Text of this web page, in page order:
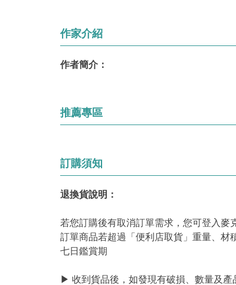
作家介紹
作者簡介：
推薦專區
訂購須知
退換貨說明：
若您訂購後有取消訂單需求，您可登入麥
訂單商品若超過「便利店取貨」重量、材
七日鑑賞期
▶ 收到貨品後，如發現有破損、數量及產